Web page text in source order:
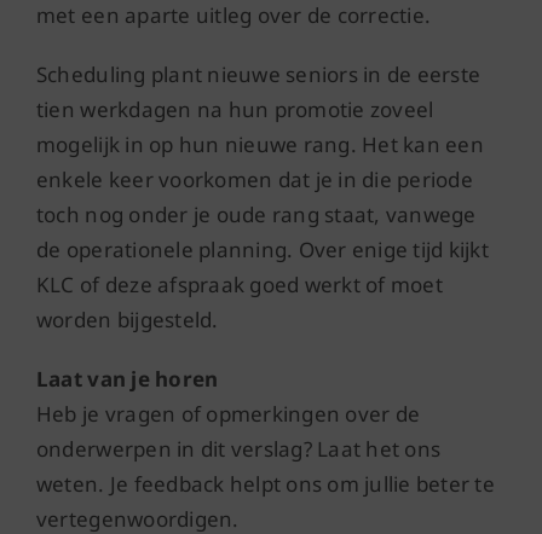
met een aparte uitleg over de correctie.
Scheduling plant nieuwe seniors in de eerste
tien werkdagen na hun promotie zoveel
mogelijk in op hun nieuwe rang. Het kan een
enkele keer voorkomen dat je in die periode
toch nog onder je oude rang staat, vanwege
de operationele planning. Over enige tijd kijkt
KLC of deze afspraak goed werkt of moet
worden bijgesteld.
Laat van je horen
Heb je vragen of opmerkingen over de
onderwerpen in dit verslag? Laat het ons
weten. Je feedback helpt ons om jullie beter te
vertegenwoordigen.